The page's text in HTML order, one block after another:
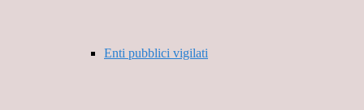
Enti pubblici vigilati